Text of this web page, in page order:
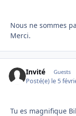
Nous ne sommes
Merci.
Invité Guests
Posté(e) le 5
Tu es magnifique